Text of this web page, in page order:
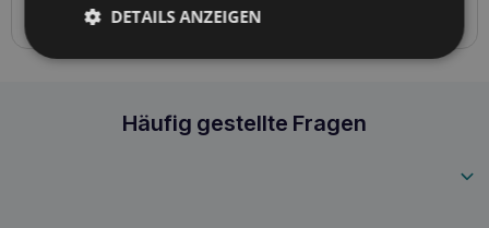
Vorschriften: Produktverantwortung
Amiplay Semi Clip-Halsband Samba M Rosa
Häufig gestellte Fragen
DETAILS ANZEIGEN